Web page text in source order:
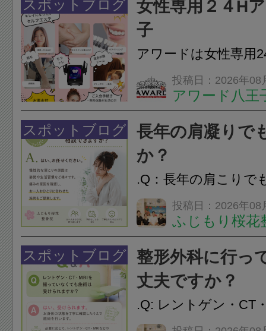
スポットブログ
女性専用２４H
子
アワードは女性専用
フエステを 思いっ
開催中
投稿日：2026年08
アワード八王
24時間ジム&
脱毛
スポットブログ
長年の肩凝りで
か？
.Q：長年の肩こりで
か？A：はい、お任
性的な肩こりの原因
慣など様々です。痛
し、お一人おひとり
をご提案します。.#
投稿日：2026年08
ふじもり桜花
スポットブログ
整形外科に行っ
丈夫ですか？
.Q: レントゲン・CT